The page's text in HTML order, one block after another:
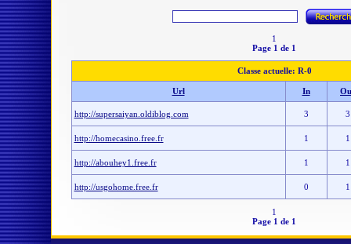
1
Page 1 de 1
Classe actuelle: R-0
Url In
http://supersaiyan.oldiblog.com 3 3
http://homecasino.free.fr 1 1
http://abouhey1.free.fr 1 1
http://usgohome.free.fr 0 1
1
Page 1 de 1